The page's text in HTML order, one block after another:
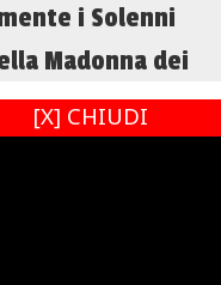
i Solenni
Madonna dei
[X] CHIUDI